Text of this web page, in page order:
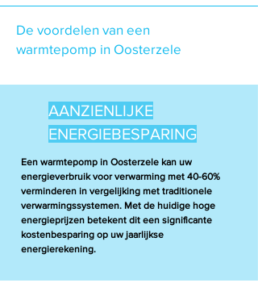
De voordelen van een
warmtepomp in Oosterzele
AANZIENLIJKE
ENERGIEBESPARING
Een warmtepomp in Oosterzele kan uw
energieverbruik voor verwarming met 40-60%
verminderen in vergelijking met traditionele
verwarmingssystemen. Met de huidige hoge
energieprijzen betekent dit een significante
kostenbesparing op uw jaarlijkse
energierekening.